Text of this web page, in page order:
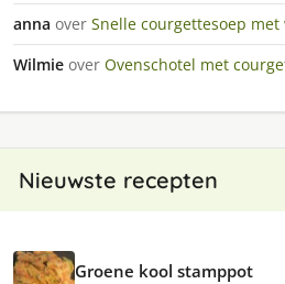
anna over Snelle courgettesoep met
Wilmie over Ovenschotel met
Nieuwste recepten
Groene kool stamppot